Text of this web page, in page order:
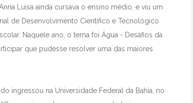
Luisa ainda cursava o ensino médio, e viu um
de Desenvolvimento Científico e Tecnológico
Naquele ano, o tema foi Água - Desafios da
que pudesse resolver uma das maiores
ingressou na Universidade Federal da Bahia, no